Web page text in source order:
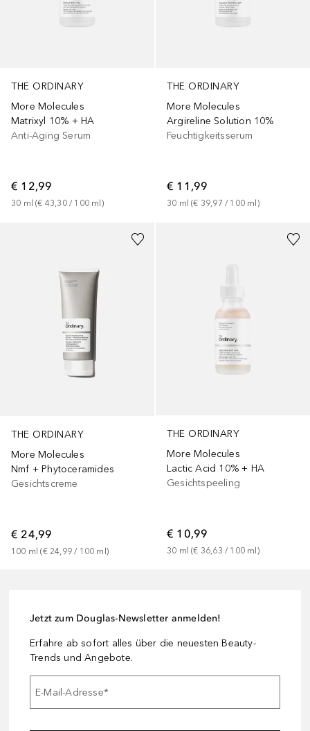
THE ORDINARY
More Molecules
Matrixyl 10% + HA
Anti-Aging Serum
€ 12,99
30 ml (€ 43,30 / 100 ml )
THE ORDINARY
More Molecules
Argireline Solution 10%
Feuchtigkeitsserum
€ 11,99
30 ml (€ 39,97 / 100 ml )
THE ORDINARY
More Molecules
Nmf + Phytoceramides
Gesichtscreme
€ 24,99
100 ml (€ 24,99 / 100 ml )
THE ORDINARY
More Molecules
Lactic Acid 10% + HA
Gesichtspeeling
€ 10,99
30 ml (€ 36,63 / 100 ml )
Jetzt zum Douglas-Newsletter anmelden!
Erfahre ab sofort alles über die neuesten Beauty-
Trends und Angebote.
E-Mail-Adresse*